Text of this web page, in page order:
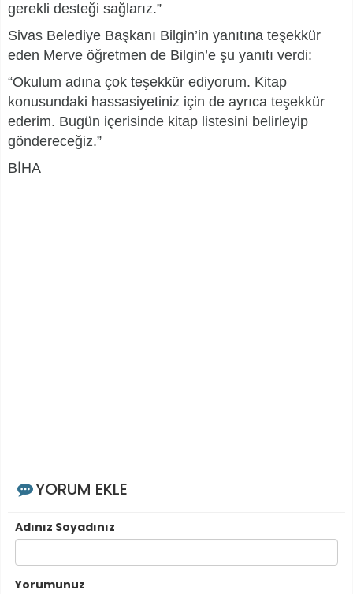
gerekli desteği sağlarız.”
Sivas Belediye Başkanı Bilgin’in yanıtına teşekkür
eden Merve öğretmen de Bilgin’e şu yanıtı verdi:
“Okulum adına çok teşekkür ediyorum. Kitap
konusundaki hassasiyetiniz için de ayrıca teşekkür
ederim. Bugün içerisinde kitap listesini belirleyip
göndereceğiz.”
BİHA
YORUM EKLE
Adınız Soyadınız
Yorumunuz